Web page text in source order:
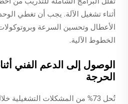
أثناء تشغيل الآلة. يجب أن تغطي
الأعطال وتحسين السرعة
الخطوط الآلية.
الوصول إلى الدعم الفني
الحرجة
تُحل 73% من المشكلات